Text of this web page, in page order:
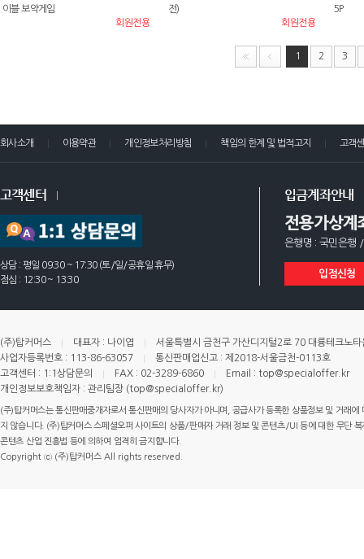
이블 보약게임
회원전용
전)
회원전용
5P
1 2 3
회사소개 이용약관 개인정보처리방침 책임의 한계 및 법적고지 고객
고객센터
상담 : 평일 09:30 ~ 17:30 (토/일/공휴일 휴무)
점심 : 12:30 ~ 13:30
입금계좌안내
전용가상계
은행명 : 국민은행
입점신청
(주)탑커머스 대표자 : 나이엽
서울특별시 금천구 가산디지털2로 70 대륭테크노
사업자등록번호 : 113-86-63057
통신판매업신고 : 제2018-서울금천-0113호
고객센터 : 1:1상담문의
FAX : 02-3289-6860
Email : top@specialoffer.kr
개인정보보호책임자 : 관리팀장 (top@specialoffer.kr)
(주)탑커머스는 통신판매중개자로서 통신판매의 당사자가 아니며, 공급사가 등록한 상품정보 및 거래
지 않습니다. (주)탑커머스 스페셜오퍼 사이트의 상품/판매자 거래 정보 및 콘텐츠/UI 등에 대한 무단
콘텐츠 산업 진흥법 등에 의하여 엄격히 금지합니다.
Copyright ⓒ (주)탑커머스 All rights reserved.